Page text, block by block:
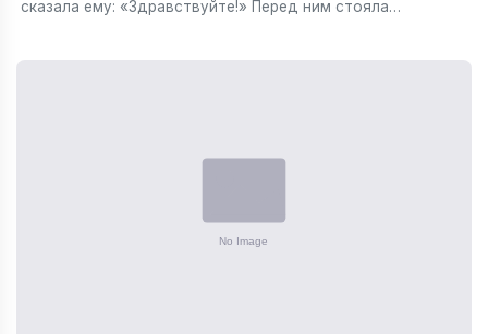
сказала ему: «Здравствуйте!» Перед ним стояла…